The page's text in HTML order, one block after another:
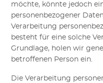
möchte, könnte jedoch
personenbezogener
Verarbeitung
besteht für eine solche
Grundlage, holen wir
betroffenen Person ein.
Die Verarbeitung